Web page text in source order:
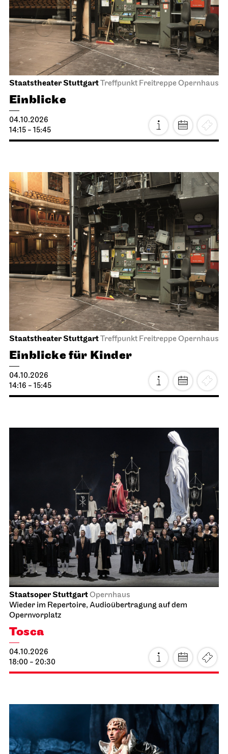
Staatstheater StuttgartTreffpunkt Freitreppe Opernhaus
Einblicke
04.10.2026
14:15 - 15:45
Staatstheater StuttgartTreffpunkt Freitreppe Opernhaus
Einblicke für Kinder
04.10.2026
14:16 - 15:45
Staatsoper StuttgartOpernhaus
Wieder im Repertoire, Audioübertragung auf dem
Opernvorplatz
Tosca
04.10.2026
18:00 - 20:30